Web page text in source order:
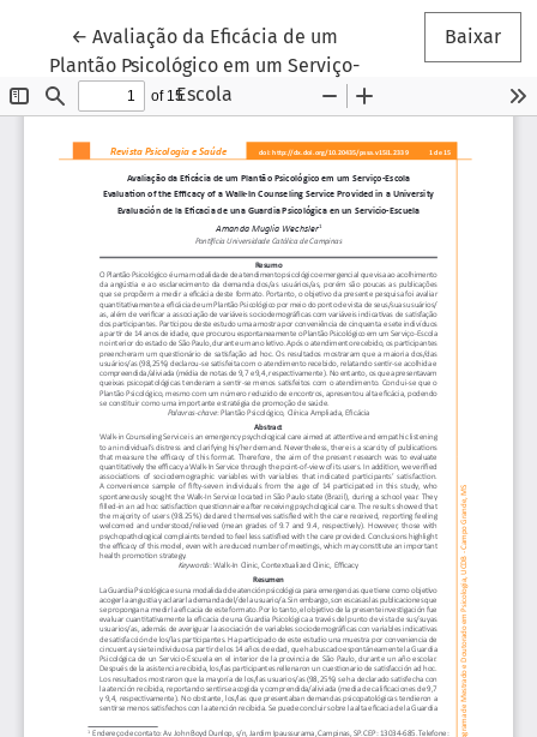
← Voltar aos Detalhes do Artigo
Avaliação da Eficácia de um
Plantão Psicológico em um Serviço-
Escola
Baixar